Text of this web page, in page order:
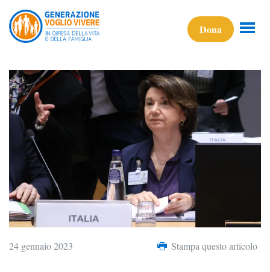
Dona
24 gennaio 2023 Stampa questo articolo